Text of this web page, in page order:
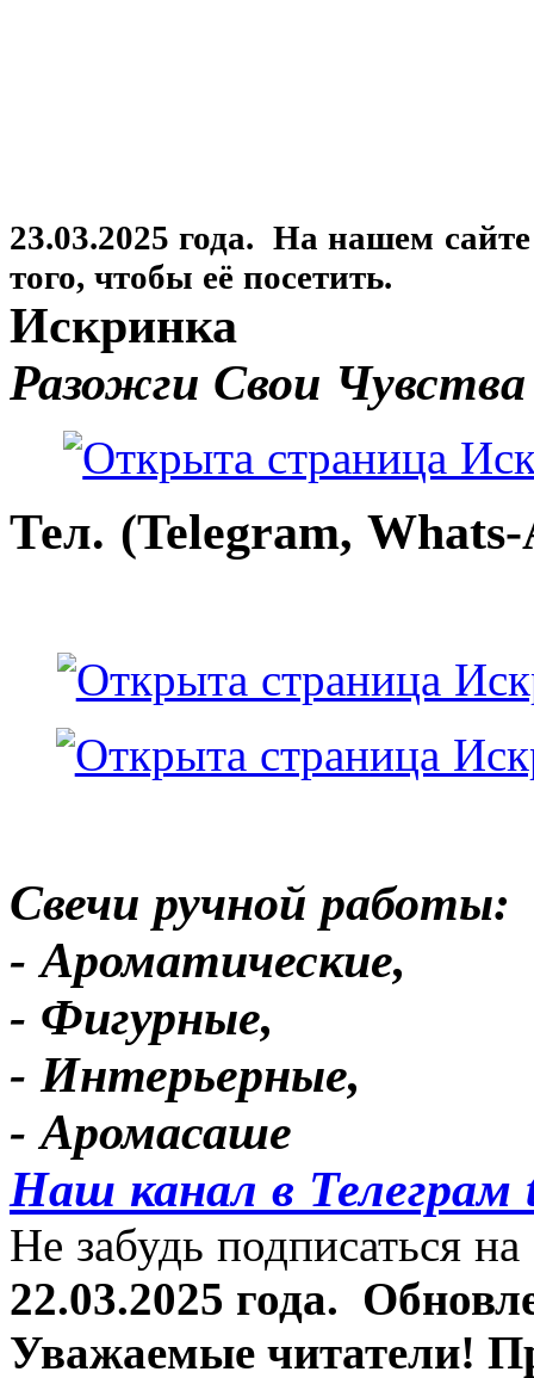
23.03.2025 года. На нашем
того, чтобы её посетить.
Искринка
Разожги Свои Чувства
Тел. (Telegram,
Свечи ручной работы:
- Ароматические,
- Фигурные,
- Интерьерные,
- Аромасаше
Наш канал в Телеграм
Не забудь подписаться
22.03.2025 года.
Уважаемые читатели!